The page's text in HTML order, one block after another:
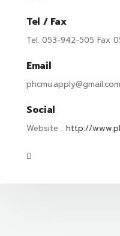
Tel / Fax
Tel. 053-942-505 Fax
Email
Social
Website : http://